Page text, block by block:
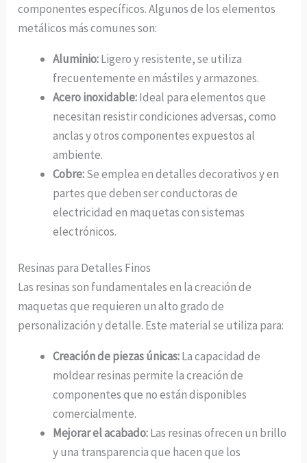
componentes específicos. Algunos de los elementos
metálicos más comunes son:
Aluminio:Ligero y resistente, se utiliza
frecuentemente en mástiles y armazones.
Acero inoxidable:Ideal para elementos que
necesitan resistir condiciones adversas, como
anclas y otros componentes expuestos al
ambiente.
Cobre:Se emplea en detalles decorativos y en
partes que deben ser conductoras de
electricidad en maquetas con sistemas
electrónicos.
Resinas para Detalles Finos
Las resinas son fundamentales en la creación de
maquetas que requieren un alto grado de
personalización y detalle. Este material se utiliza para:
Creación de piezas únicas:La capacidad de
moldear resinas permite la creación de
componentes que no están disponibles
comercialmente.
Mejorar el acabado:Las resinas ofrecen un brillo
y una transparencia que hacen que los